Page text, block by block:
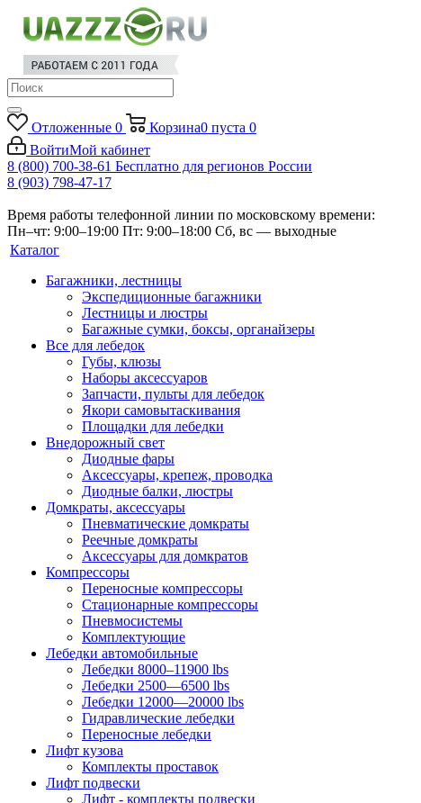
Отложенные 0 Корзина0 пуста 0
ВойтиМой кабинет
8 (800) 700-38-61 Бесплатно для регионов России
8 (903) 798-47-17
Время работы телефонной линии по московскому времени:
Пн–чт: 9:00–19:00 Пт: 9:00–18:00 Сб, вс — выходные
Каталог
Багажники, лестницы
Экспедиционные багажники
Лестницы и люстры
Багажные сумки, боксы, органайзеры
Все для лебедок
Губы, клюзы
Наборы аксессуаров
Запчасти, пульты для лебедок
Якори самовытаскивания
Площадки для лебедки
Внедорожный свет
Диодные фары
Аксессуары, крепеж, проводка
Диодные балки, люстры
Домкраты, аксессуары
Пневматические домкраты
Реечные домкраты
Аксессуары для домкратов
Компрессоры
Переносные компрессоры
Стационарные компрессоры
Пневмосистемы
Комплектующие
Лебедки автомобильные
Лебедки 8000–11900 lbs
Лебедки 2500—6500 lbs
Лебедки 12000—20000 lbs
Гидравлические лебедки
Переносные лебедки
Лифт кузова
Комплекты проставок
Лифт подвески
Лифт - комплекты подвески